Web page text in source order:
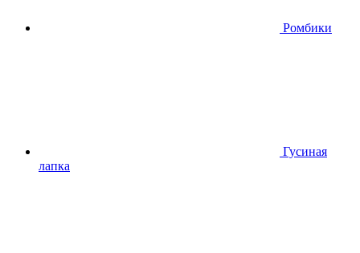
Ромбики
Гусиная
лапка